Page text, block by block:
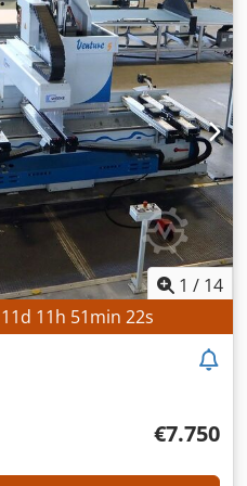
sumbu Z: 225 mm Lebar
benda kerja maks.: 85
penyimpanan alat: 15
3.720 mm Lebar meja:
pengoperasian: elektrik
x 2.288 mm
Buku panduan
1 / 14
11d 11h 51min 20s
€7.750